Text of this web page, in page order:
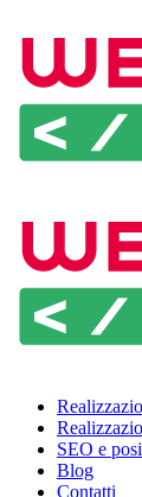
SEO e
Blog
Contatti